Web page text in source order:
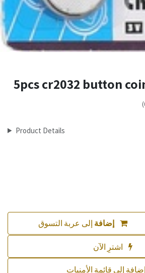
5pcs cr2032 button
Product Details
إضافة إلى عربة التسوق
إضافة إلى قائمة الأمنيات